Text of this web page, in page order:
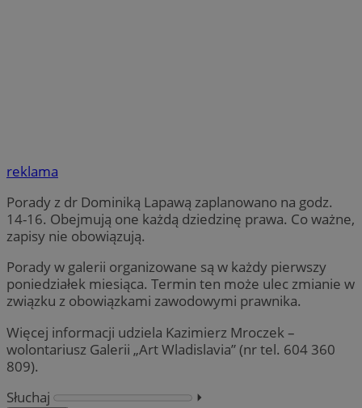
reklama
Porady z dr Dominiką Lapawą zaplanowano na godz.
14-16. Obejmują one każdą dziedzinę prawa. Co ważne,
zapisy nie obowiązują.
Porady w galerii organizowane są w każdy pierwszy
poniedziałek miesiąca. Termin ten może ulec zmianie w
związku z obowiązkami zawodowymi prawnika.
Więcej informacji udziela Kazimierz Mroczek –
wolontariusz Galerii „Art Wladislavia” (nr tel. 604 360
809).
Słuchaj
⏵︎